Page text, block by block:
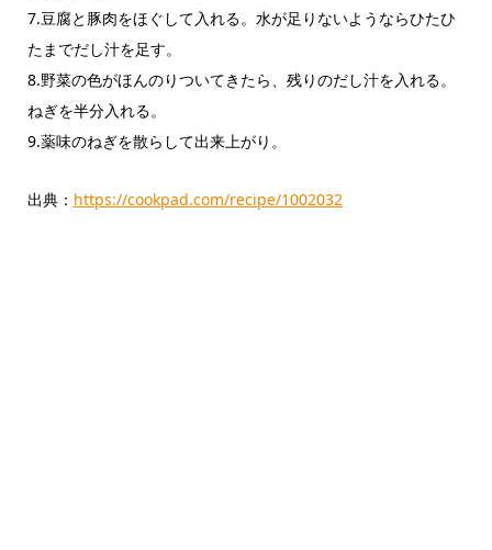
7.豆腐と豚肉をほぐして入れる。水が足りないようならひたひ
たまでだし汁を足す。
8.野菜の色がほんのりついてきたら、残りのだし汁を入れる。
ねぎを半分入れる。
9.薬味のねぎを散らして出来上がり。
出典： https://cookpad.com/recipe/1002032